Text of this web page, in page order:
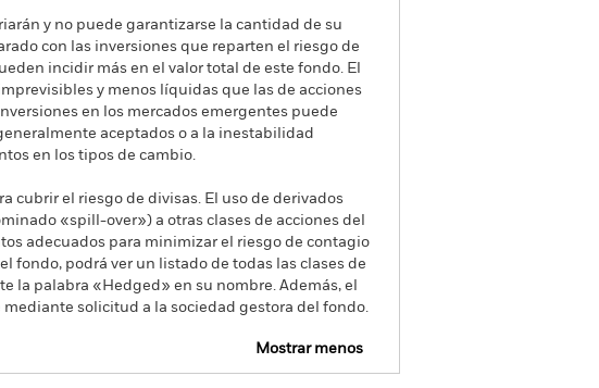
y no puede garantizarse la cantidad de su
con las inversiones que reparten el riesgo de
incidir más en el valor total de este fondo. El
y menos líquidas que las de acciones
en los mercados emergentes puede
aceptados o a la inestabilidad
en los tipos de cambio.
cubrir el riesgo de divisas. El uso de derivados
«spill-over») a otras clases de acciones del
adecuados para minimizar el riesgo de contagio
fondo, podrá ver un listado de todas las clases de
la palabra «Hedged» en su nombre. Además, el
solicitud a la sociedad gestora del fondo.
Mostrar menos